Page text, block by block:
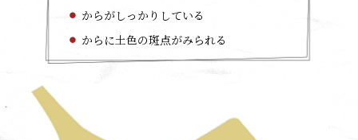
からがしっかりしている
からに土色の斑点がみられる